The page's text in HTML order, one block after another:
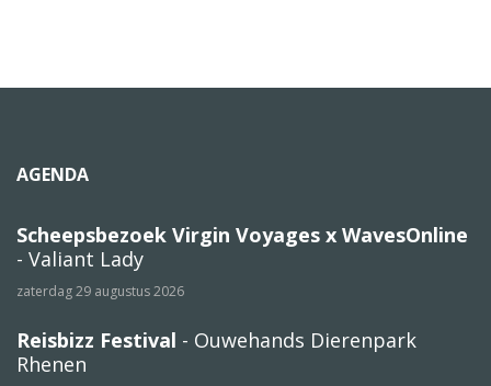
AGENDA
Scheepsbezoek Virgin Voyages x WavesOnline
- Valiant Lady
zaterdag 29 augustus 2026
Reisbizz Festival - Ouwehands Dierenpark
Rhenen